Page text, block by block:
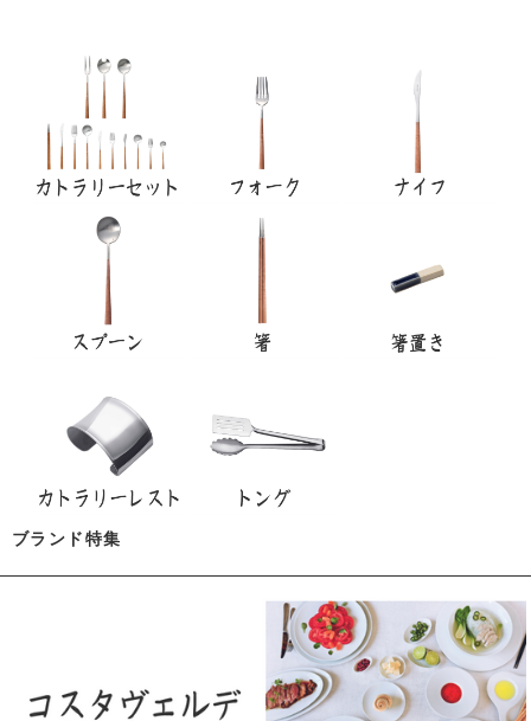
ブランド特集